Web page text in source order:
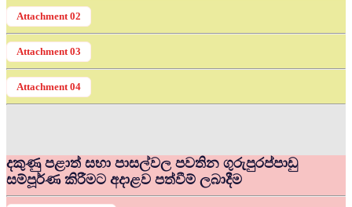
Attachment 02
Attachment 03
Attachment 04
දකුණු පළාත් සභා පාසල්වල පවතින ගුරුපුරප්පාඩු
සම්පූර්ණ කිරීමට අදාළව පත්වීම් ලබාදීම